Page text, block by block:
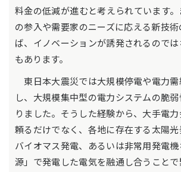
料金の低減が進むと考えられています
の参入や需要家のニーズに応える新技
ば、イノベーションが誘発されるので
もあります。
東日本大震災では大規模停電や電力
し、大規模集中型の電力システムの脆
りました。そうした経験から、大手電
頼るだけでなく、各地に存在する太陽光
バイオマス発電、あるいは非常用発電
源」で発電した電気を融通し合うこと